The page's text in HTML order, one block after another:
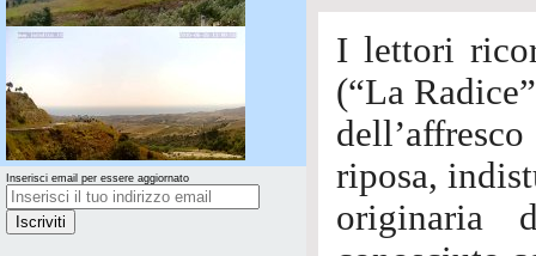
Inserisci email per essere aggiornato
I lettori
(“La
riposa,
originaria